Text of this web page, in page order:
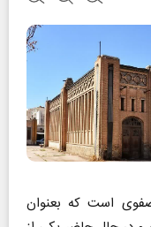
است که بعنوان